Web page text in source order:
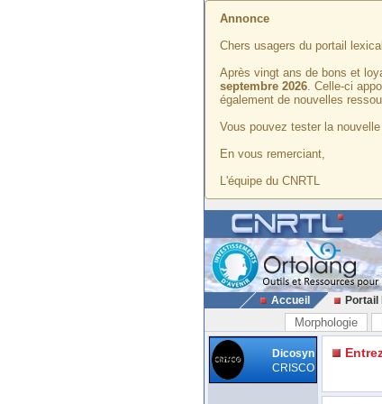
Annonce
Chers usagers du portail
Après vingt ans de bons et
septembre 2026. Celle-ci
également de nouvelles
Vous pouvez tester la
En vous remerciant,
L'équipe du CNRTL
Accueil Portail
Morphologie
Dicosyn
CRISCO